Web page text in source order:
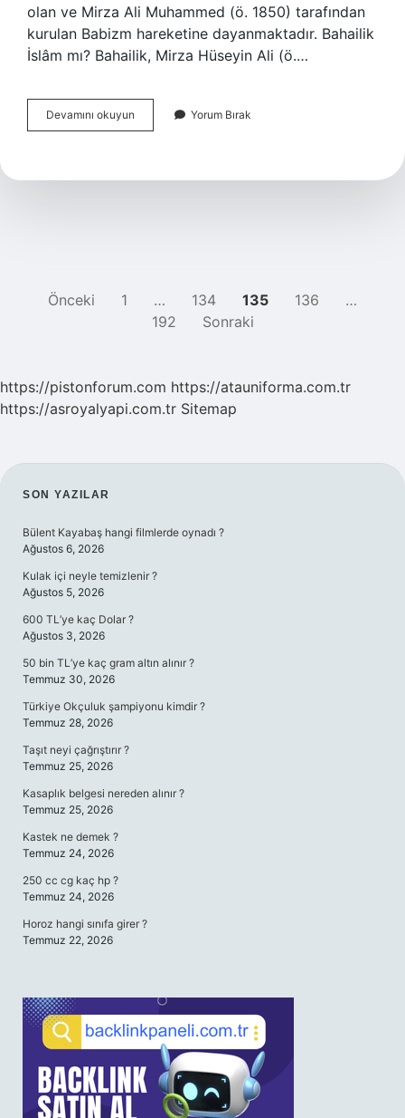
olan ve Mirza Ali Muhammed (ö. 1850) tarafından
kurulan Babizm hareketine dayanmaktadır. Bahailik
İslâm mı? Bahailik, Mirza Hüseyin Ali (ö.…
Devamını okuyun
Şii
Yorum Bırak
YAZI
SAYFALAMASI
Önceki 1 … 134 135 136
…
192
Sonraki
https://pistonforum.com https://atauniforma.com.tr
https://asroyalyapi.com.tr Sitemap
SIDEBAR
SON YAZILAR
Bülent Kayabaş hangi filmlerde oynadı ?
Ağustos 6, 2026
Kulak içi neyle temizlenir ?
Ağustos 5, 2026
600 TL’ye kaç Dolar ?
Ağustos 3, 2026
50 bin TL’ye kaç gram altın alınır ?
Temmuz 30, 2026
Türkiye Okçuluk şampiyonu kimdir ?
Temmuz 28, 2026
Taşıt neyi çağrıştırır ?
Temmuz 25, 2026
Kasaplık belgesi nereden alınır ?
Temmuz 25, 2026
Kastek ne demek ?
Temmuz 24, 2026
250 cc cg kaç hp ?
Temmuz 24, 2026
Horoz hangi sınıfa girer ?
Temmuz 22, 2026